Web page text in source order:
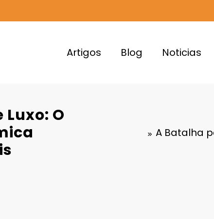
Artigos Blog Noticias
O
A Batalha